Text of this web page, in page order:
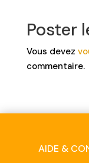
Poster
Vous devez
commentaire.
AIDE &